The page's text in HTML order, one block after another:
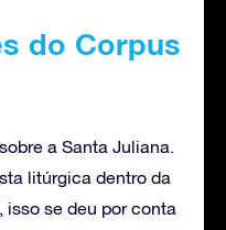
do Corpus
a Santa Juliana.
litúrgica dentro da
isso se deu por conta